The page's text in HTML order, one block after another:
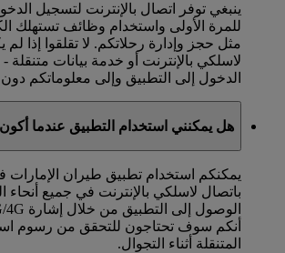
ينبغي توفر اتصال بالإنترنت لتسجيل
للمرة الأولى واستخدام وظائف تستهلك
مثل حجز وإدارة رحلاتكم. لا تقلقوا إذا
لاسلكي بالإنترنت أو خدمة بيانات متنقلة
الدخول إلى التطبيق وإلى معلوماتكم دون
هل يمكنني استخدام التطبيق عندما
يمكنكم استخدام تطبيق طيران
باتصال لاسلكي بالإنترنت في جميع أنحاء
أنكم سوف تحتاجون للتحقق من رسوم
المتنقلة أثناء التجوال.